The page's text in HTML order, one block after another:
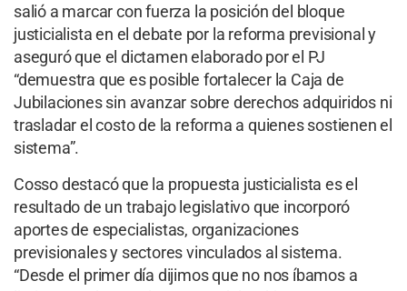
salió a marcar con fuerza la posición del bloque
justicialista en el debate por la reforma previsional y
aseguró que el dictamen elaborado por el PJ
“demuestra que es posible fortalecer la Caja de
Jubilaciones sin avanzar sobre derechos adquiridos ni
trasladar el costo de la reforma a quienes sostienen el
sistema”.
Cosso destacó que la propuesta justicialista es el
resultado de un trabajo legislativo que incorporó
aportes de especialistas, organizaciones
previsionales y sectores vinculados al sistema.
“Desde el primer día dijimos que no nos íbamos a